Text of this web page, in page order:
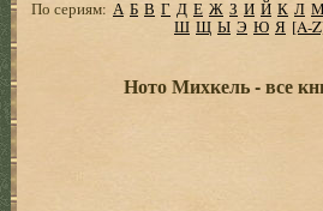
По сериям: А Б В Г Д Е Ж З И Й К Л М
Ш Щ Ы Э Ю Я [A-
Ното Михкель - все